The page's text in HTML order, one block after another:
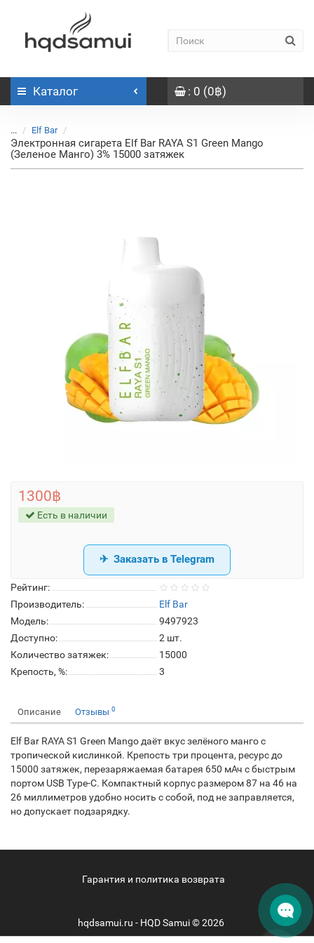
Каталог : 0 (0฿)
... Elf Bar
Электронная сигарета Elf Bar RAYA S1 Green Mango
(Зеленое Манго) 3% 15000 затяжек
Рейтинг:
Производитель:
Elf Bar
Модель:
9497923
Доступно:
2 шт.
Количество затяжек:
15000
Крепость, %:
3
1300฿
Есть в наличии
Заказать в Telegram
Описание Отзывы 0
Elf Bar RAYA S1 Green Mango даёт вкус зелёного манго с
тропической кислинкой. Крепость три процента, ресурс до
15000 затяжек, перезаряжаемая батарея 650 мАч с быстрым
портом USB Type-C. Компактный корпус размером 87 на 46 на
26 миллиметров удобно носить с собой, под не заправляется,
но допускает подзарядку.
Гарантия и политика возврата
hqdsamui.ru - HQD Samui © 2026